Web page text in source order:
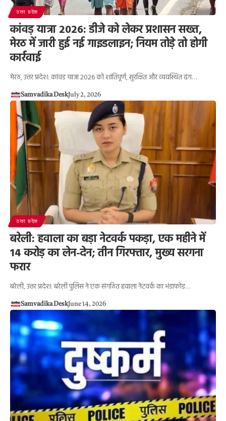
उत्तर प्रदेश
कांवड़ यात्रा 2026: डीजे को लेकर प्रशासन सख्त,
मेरठ में जारी हुई नई गाइडलाइन; नियम तोड़े तो होगी
कार्रवाई
मेरठ, उत्तर प्रदेश: कांवड़ यात्रा 2026 को शांतिपूर्ण, सुरक्षित और व्यवस्थित ढंग…
Samvadika DeskJuly 2, 2026
उत्तर प्रदेश
बरेली: हवाला का बड़ा नेटवर्क पकड़ा, एक महीने में
14 करोड़ का लेन-देन; तीन गिरफ्तार, मुख्य सरगना
फरार
बरेली, उत्तर प्रदेश: बरेली पुलिस ने एक संगठित हवाला नेटवर्क का भंडाफोड़…
Samvadika DeskJune 14, 2026